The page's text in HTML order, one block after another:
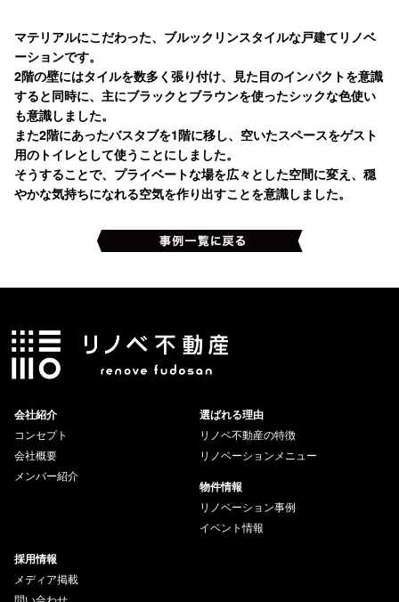
マテリアルにこだわった、ブルックリンスタイルな戸建てリノベ
ーションです。
2階の壁にはタイルを数多く張り付け、見た目のインパクトを意識
すると同時に、主にブラックとブラウンを使ったシックな色使い
も意識しました。
また2階にあったバスタブを1階に移し、空いたスペースをゲスト
用のトイレとして使うことにしました。
そうすることで、プライベートな場を広々とした空間に変え、穏
やかな気持ちになれる空気を作り出すことを意識しました。
会社紹介
コンセプト
会社概要
メンバー紹介
選ばれる理由
リノベ不動産の特徴
リノベーションメニュー
物件情報
リノベーション事例
イベント情報
採用情報
メディア掲載